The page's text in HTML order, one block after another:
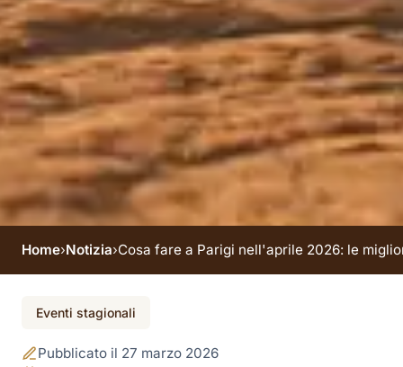
Cosa fare a Parigi
Home›Notizia›Cosa fare a Parigi nell'aprile 2026: le
Eventi stagionali
Pubblicato il 27 marzo 2026